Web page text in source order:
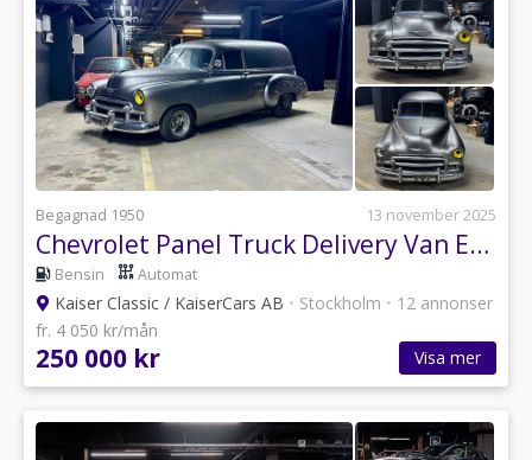
Begagnad 1950 13 november 2025
Chevrolet Panel Truck Delivery Van EFI V8 restomod
Bensin Automat
Kaiser Classic / KaiserCars AB • Stockholm • 12 annonser
fr. 4 050 kr/mån
250 000 kr Visa mer